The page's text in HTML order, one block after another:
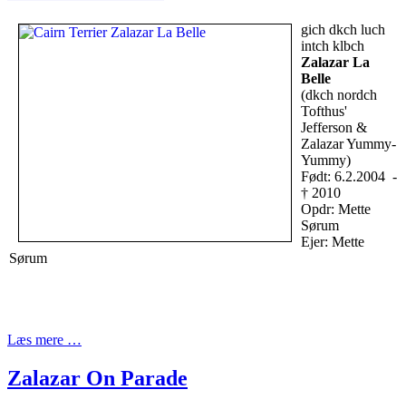
gich dkch luch
intch klbch
Zalazar La
Belle
(dkch nordch
Tofthus'
Jefferson &
Zalazar Yummy-
Yummy)
Født: 6.2.2004 -
† 2010
Opdr: Mette
Sørum
Ejer: Mette
Sørum
Læs mere …
Zalazar On Parade